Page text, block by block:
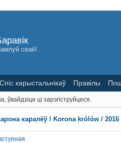
сваё!
Спіс карыстальнікаў Правілы
ўвайдзіце ці зарэгіструйцеся.
каралёў / Korona królów / 2016